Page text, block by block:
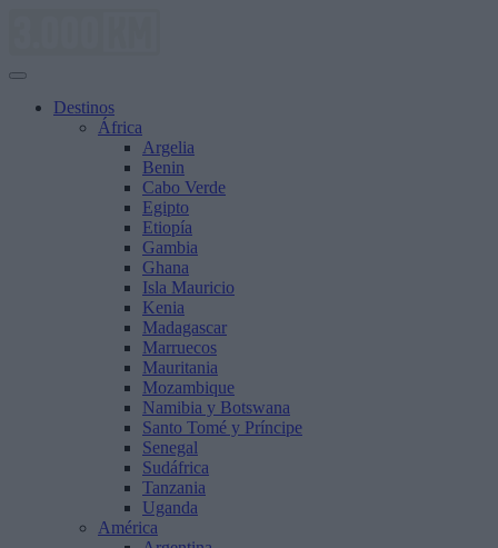
Destinos
África
Argelia
Benin
Cabo Verde
Egipto
Etiopía
Gambia
Ghana
Isla Mauricio
Kenia
Madagascar
Marruecos
Mauritania
Mozambique
Namibia y Botswana
Santo Tomé y Príncipe
Senegal
Sudáfrica
Tanzania
Uganda
América